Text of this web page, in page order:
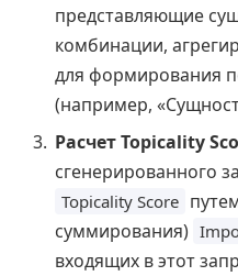
представляющие
комбинации,
для формирования
(например,
Расчет Topicality
сгенерированного
Topicality Score
суммирования)
входящих в этот